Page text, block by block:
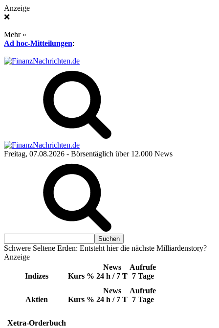
Anzeige
❌
Mehr »
Ad hoc-Mitteilungen:
Freitag, 07.08.2026 - Börsentäglich über 12.000 News
Schwere Seltene Erden: Entsteht hier die nächste Milliardenstory?
Anzeige
Indizes Kurs %
News
24 h / 7 T
Aufrufe
7 Tage
Aktien Kurs %
News
24 h / 7 T
Aufrufe
7 Tage
Xetra-Orderbuch